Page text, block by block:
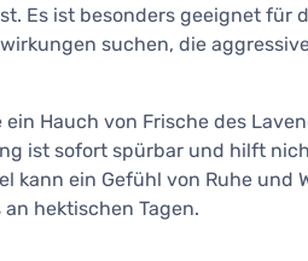
Es ist besonders geeignet für
suchen, die
ein Hauch von Frische des
ist sofort spürbar und hilft
kann ein Gefühl von Ruhe und
hektischen Tagen.